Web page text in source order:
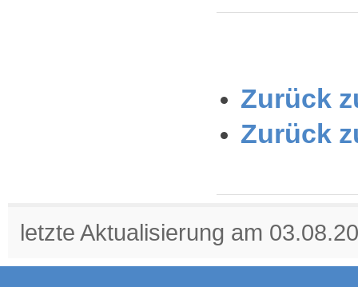
Zurück
Zurück
letzte Aktualisierung am